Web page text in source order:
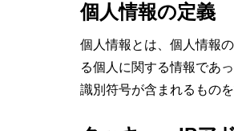
個人情報の定義
個人情報とは、個人情報
る個人に関する情報であ
識別符号が含まれるものを